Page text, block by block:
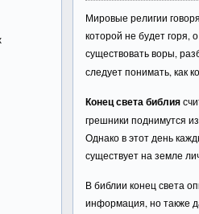
Мировые религии
которой не будет горя,
существовать воры,
следует понимать, как
Конец света библия
грешники поднимутся
Однако в этот день
существует на земле
В библии конец света
информация, но также